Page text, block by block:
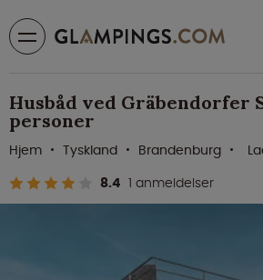
Husbåd ved Gräbendorfer
personer
8.4 1 anmeldelser
Hjem Tyskland Brandenburg